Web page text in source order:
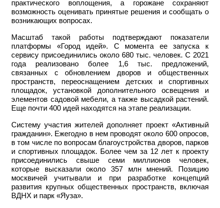
практического воплощения, а горожане сохраняют
возможность оценивать принятые решения и сообщать о
возникающих вопросах.
Масштаб такой работы подтверждают показатели
платформы «Город идей». С момента ее запуска к
сервису присоединились около 680 тыс. человек. С 2021
года реализовано более 1,6 тыс. предложений,
связанных с обновлением дворов и общественных
пространств, переоснащением детских и спортивных
площадок, установкой дополнительного освещения и
элементов садовой мебели, а также высадкой растений.
Еще почти 400 идей находятся на этапе реализации.
Систему участия жителей дополняет проект «Активный
гражданин». Ежегодно в нем проводят около 600 опросов,
в том числе по вопросам благоустройства дворов, парков
и спортивных площадок. Более чем за 12 лет к проекту
присоединились свыше семи миллионов человек,
которые высказали около 357 млн мнений. Позицию
москвичей учитывали и при разработке концепций
развития крупных общественных пространств, включая
ВДНХ и парк «Яуза».